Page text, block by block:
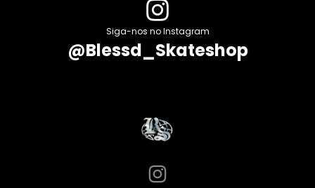
Siga-nos no Instagram
@Blessd_Skateshop